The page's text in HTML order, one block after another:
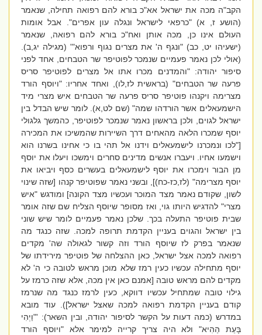
הקב"ה מכה את ישראל אא"כ בורא להם רפואה תחילה, שנאמר
(הושע ז, א) "כרפאי לישראל ונגלה עון אפרים". אבל אומות
העולם אינו כן, מכה אותן ואח"כ בורא להם רפואה, שנאמר
(ישעיהו יט, כב) "ונגף ה' את מצרים נגוף ורפוא"' (מגילה יג,ב).
(אולי לכן נאמר פעמיים שנמכר לפוטיפר שר הטבחים, אחד לפני
סיפור יהודה: "והמדנים מכרו אתו אל מצרים לפוטיפר סריס
פרעה שר הטבחים" (בראשית לז,לו), ואחד אחריו: "ויוסף הורד
מצרימה ויקנהו פוטיפר סריס פרעה שר הטבחים איש מצרי מיד
הישמעאלים אשר הורדהו שמה" (שם לט,א). לומר שיש הבדל בין
ישראל לגוים, ולכן בראשון נאמר שנמכר לפוטיפר, כהמשך גלגולי
יוסף שמכרו הלאה מהאחים דרך השיירות שהמשיכו את המכירה
["לכו ונמכרנו לישמעאלים וידנו אל תהי בו כי אחינו בשרנו הוא
וישמעו אחיו. ויעברו אנשים מדינים סחרים וימשכו ויעלו את יוסף
מן הבור וימכרו את יוסף לישמעאלים בעשרים כסף ויביאו את
יוסף מצרימה" (לז,כז-כח)], ובשני נאמר שפוטיפר קנהו [שזה שינוי
לשון, שקודם נאמר מצד המוכר ועכשיו מצד הקונה] ומודגש "איש
מצרי" להדגיש היותו גוי, ואז מסופר שיוסף הצליח שם שזה אומר
שבית פוטיפר התעלה בכך. שלכן נאמר פעמיים לומר שיש שוני
בין ישראל והגוים בעניין הקדמת תרופה למכה. שזה כנגד מה
שנאמר בפרק לז שיוסף הורד וזה קשור לגאולה שה' מקדים
רפואה למכה אצל ישראל, כאן ההצלחה של פוטיפר מירידתו של
יוסף מתחילה עכשיו כעין רמז שלא מוכן מראש לטובה כי ה' לא
מקדים להם מראש טובה [אמנם כאן אין מכה, אלא שזה כרמז על
גילוי טובה שמתחיל עכשיו דווקא, כעין לרמז כנגד מה שנרמז
קודם בעניין הקדמת רפואה למכה שאצל ישראל]). עוד מובא
במדרש (כמה דעות על הקשר לסיפור יהודה, ובין השאר): '"וַיְהִי
בָּעֵת הַהִיא" ולא היה צריך קרייה למימר אלא "ויוסף הורד